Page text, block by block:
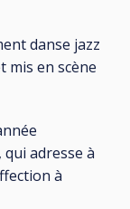
danse jazz
mis en scène
qui adresse à
à